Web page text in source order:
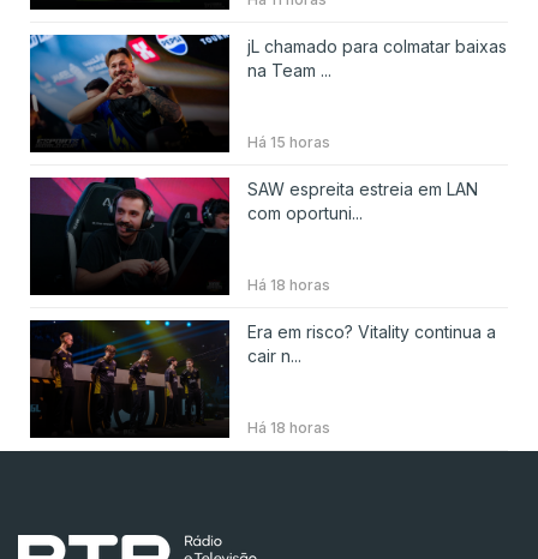
jL chamado para colmatar baixas
na Team ...
Há 15 horas
SAW espreita estreia em LAN
com oportuni...
Há 18 horas
Era em risco? Vitality continua a
cair n...
Há 18 horas